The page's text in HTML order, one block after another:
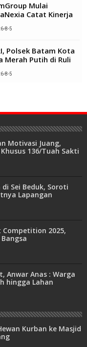
Mulai
Catat Kinerja
Digital
8-5
Polsek Batam Kota
Merah Putih di Ruli
8-5
Motivasi Juang,
136/Tuah Sakti
Sei Beduk, Soroti
Lapangan
Competition 2025,
Anwar Anas : Warga
hingga Lahan
Kurban ke Masjid